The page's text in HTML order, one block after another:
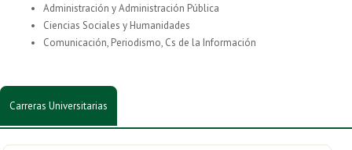
Administración y Administración Pública
Ciencias Sociales y Humanidades
Comunicación, Periodismo, Cs de la Información
Carreras Universitarias